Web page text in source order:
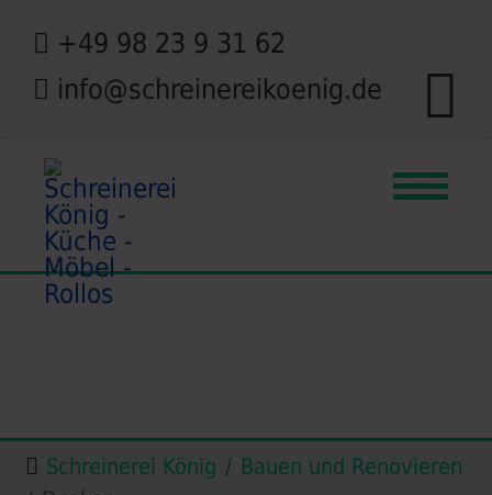
+49 98 23 9 31 62
info@schreinereikoenig.de
Schreinerei König
Bauen und Renovieren